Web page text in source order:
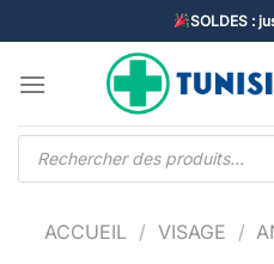
au
contenu
SOLDES :
Recherche
ACCUEIL / VISAGE /